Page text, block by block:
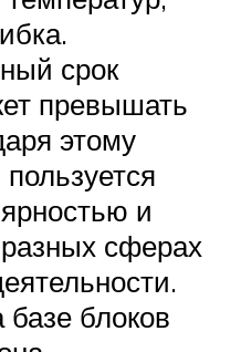
срок
превышать
этому
и
сферах
базе блоков